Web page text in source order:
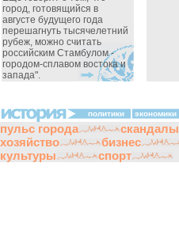
город, готовящийся в
августе будущего года
перешагнуть тысячелетний
рубеж, можно считать
российским Стамбулом -
городом-сплавом востока и
запада".
политики экономики
пульс города скандалы
хозяйство
бизнес
культуры
спорт